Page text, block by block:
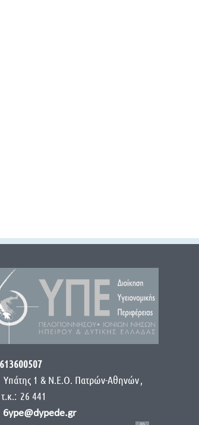
Yπάτης 1 & Ν.Ε.Ο. Πατρών-Αθηνών,
τ.κ.: 26 441
6ype@dypede.gr